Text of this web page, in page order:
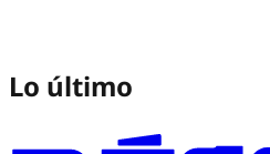
Lo último